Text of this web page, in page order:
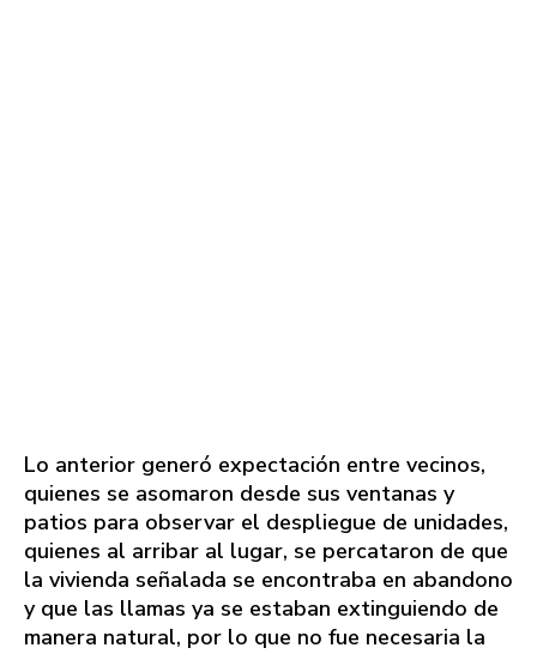
Lo anterior generó expectación entre vecinos,
quienes se asomaron desde sus ventanas y
patios para observar el despliegue de unidades,
quienes al arribar al lugar, se percataron de que
la vivienda señalada se encontraba en abandono
y que las llamas ya se estaban extinguiendo de
manera natural, por lo que no fue necesaria la